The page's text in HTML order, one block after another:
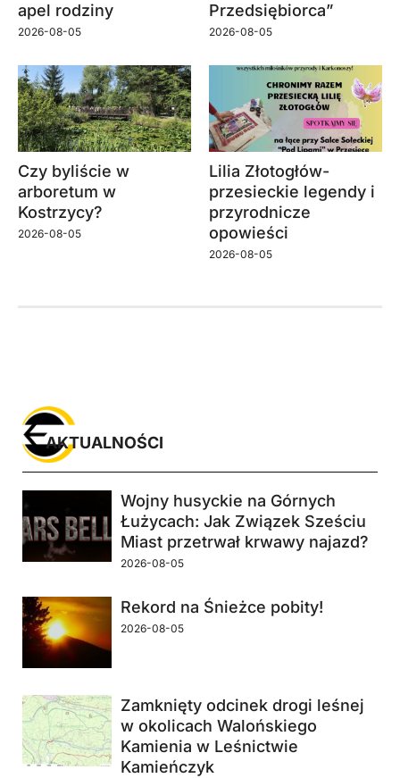
apel rodziny
2026-08-05
Przedsiębiorca”
2026-08-05
Czy byliście w
arboretum w
Kostrzycy?
2026-08-05
Lilia Złotogłów-
przesieckie legendy i
przyrodnicze
opowieści
2026-08-05
Wojny husyckie na Górnych
Łużycach: Jak Związek Sześciu
Miast przetrwał krwawy najazd?
2026-08-05
Rekord na Śnieżce pobity!
2026-08-05
Zamknięty odcinek drogi leśnej
w okolicach Walońskiego
Kamienia w Leśnictwie
Kamieńczyk
AKTUALNOŚCI